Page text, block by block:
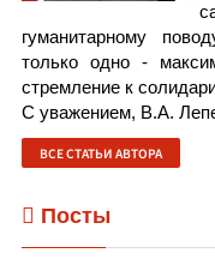
гуманитарному
только одно -
стремление к
С уважением, В.А.
ВСЕ СТАТЬИ АВТОРА
Посты